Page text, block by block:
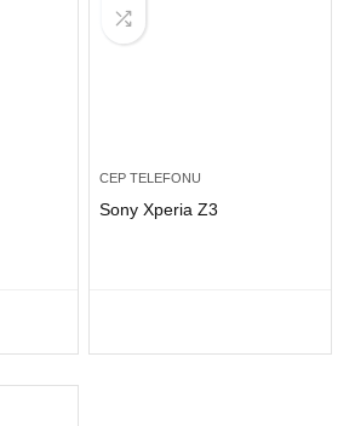
CEP TELEFONU
Sony Xperia Z3